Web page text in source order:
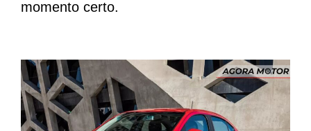
momento certo.